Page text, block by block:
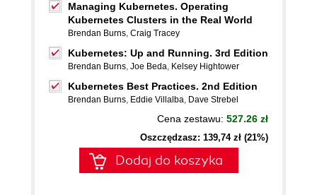
Managing Kubernetes. Operating
Kubernetes Clusters in the Real World
Brendan Burns, Craig Tracey
Kubernetes: Up and Running. 3rd Edition
Brendan Burns, Joe Beda, Kelsey Hightower
Kubernetes Best Practices. 2nd Edition
Brendan Burns, Eddie Villalba, Dave Strebel
Cena zestawu: 527.26 zł
Oszczędzasz: 139,74 zł (21%)
Dodaj do koszyka